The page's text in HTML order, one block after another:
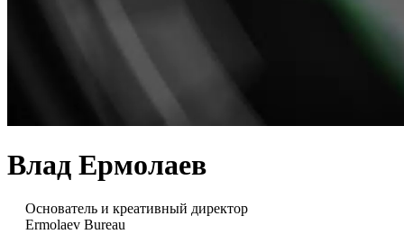
Влад Ермолаев
Основатель и креативный директор
Ermolaev Bureau